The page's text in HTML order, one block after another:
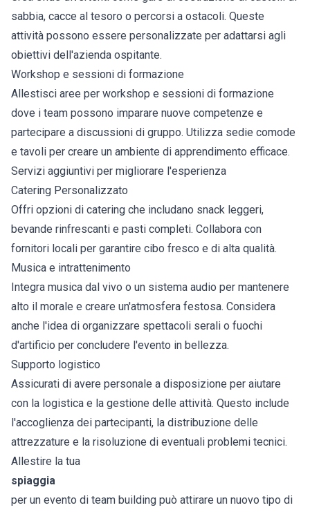
sabbia, cacce al tesoro o percorsi a ostacoli. Queste
attività possono essere personalizzate per adattarsi agli
obiettivi dell'azienda ospitante.
Workshop e sessioni di formazione
Allestisci aree per workshop e sessioni di formazione
dove i team possono imparare nuove competenze e
partecipare a discussioni di gruppo. Utilizza sedie comode
e tavoli per creare un ambiente di apprendimento efficace.
Servizi aggiuntivi per migliorare l'esperienza
Catering Personalizzato
Offri opzioni di catering che includano snack leggeri,
bevande rinfrescanti e pasti completi. Collabora con
fornitori locali per garantire cibo fresco e di alta qualità.
Musica e intrattenimento
Integra musica dal vivo o un sistema audio per mantenere
alto il morale e creare un'atmosfera festosa. Considera
anche l'idea di organizzare spettacoli serali o fuochi
d'artificio per concludere l'evento in bellezza.
Supporto logistico
Assicurati di avere personale a disposizione per aiutare
con la logistica e la gestione delle attività. Questo include
l'accoglienza dei partecipanti, la distribuzione delle
attrezzature e la risoluzione di eventuali problemi tecnici.
Allestire la tua
spiaggia
per un evento di team building può attirare un nuovo tipo di